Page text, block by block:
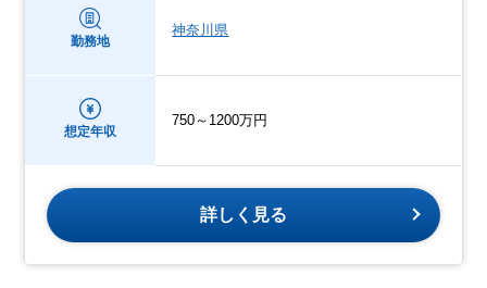
勤務地
神奈川県
想定年収
750～1200万円
詳しく見る